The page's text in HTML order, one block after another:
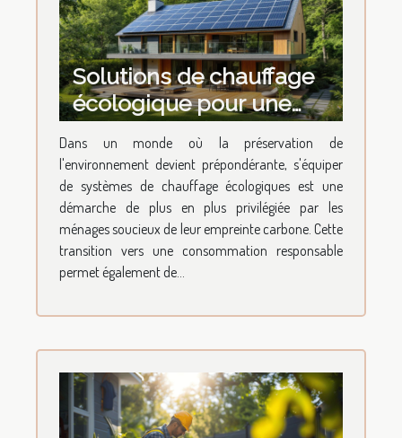
Solutions de chauffage
écologique pour une
maison durable
Transition et économies
Dans un monde où la préservation de
l'environnement devient prépondérante, s'équiper
de systèmes de chauffage écologiques est une
démarche de plus en plus privilégiée par les
ménages soucieux de leur empreinte carbone. Cette
transition vers une consommation responsable
permet également de...